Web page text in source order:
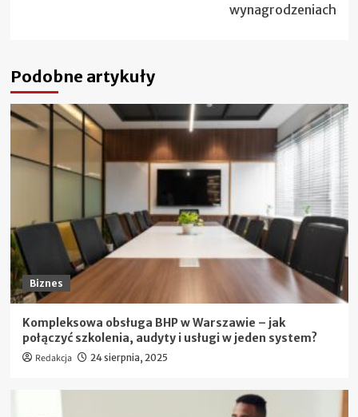
wynagrodzeniach
Podobne artykuły
Biznes
Kompleksowa obsługa BHP w Warszawie – jak
połączyć szkolenia, audyty i usługi w jeden system?
Redakcja 24 sierpnia, 2025